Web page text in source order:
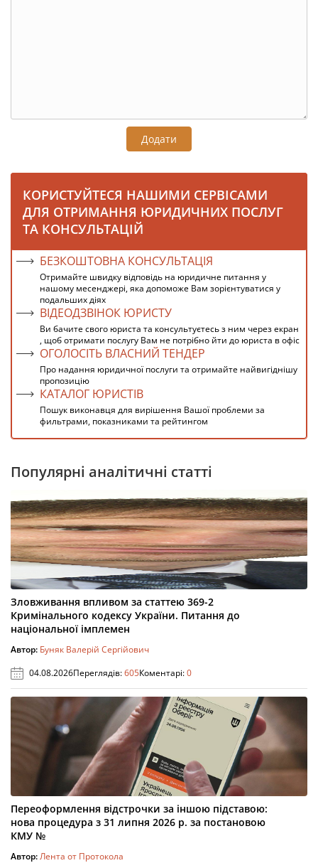
Додати
КОРИСТУЙТЕСЯ НАШИМИ СЕРВІСАМИ
ДЛЯ ОТРИМАННЯ ЮРИДИЧНИХ ПОСЛУГ
ТА КОНСУЛЬТАЦІЙ
БЕЗКОШТОВНА КОНСУЛЬТАЦІЯ
Отримайте швидку відповідь на юридичне питання у
нашому месенджері, яка допоможе Вам зорієнтуватися у
подальших діях
ВІДЕОДЗВІНОК ЮРИСТУ
Ви бачите свого юриста та консультуєтесь з ним через екран
, щоб отримати послугу Вам не потрібно йти до юриста в офіс
ОГОЛОСІТЬ ВЛАСНИЙ ТЕНДЕР
Про надання юридичної послуги та отримайте найвигіднішу
пропозицію
КАТАЛОГ ЮРИСТІВ
Пошук виконавця для вирішення Вашої проблеми за
фильтрами, показниками та рейтингом
Популярні аналітичні статті
Зловживання впливом за статтею 369-2
Кримінального кодексу України. Питання до
національної імплемен
Автор: Буняк Валерій Сергійович
04.08.2026Переглядів:605Коментарі:0
Переоформлення відстрочки за іншою підставою:
нова процедура з 31 липня 2026 р. за постановою
КМУ №
Автор:Лента от Протокола